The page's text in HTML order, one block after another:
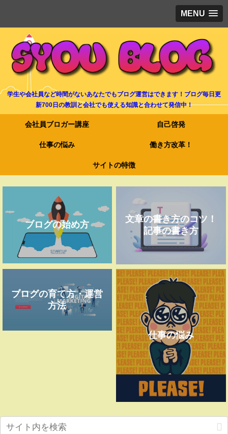
MENU
学生や会社員など時間がないあなたでもブログ運営はできます！ブログ毎日更
新700日の教訓と会社でも使える知識と合わせて発信中！
会社員ブロガー講座 自己啓発
仕事の悩み 働き方改革！
サイトの特徴
ブログの始め方
文章の書き方のコツ！
記事の書き方
ブログの育て方・運営
方法
仕事の悩み